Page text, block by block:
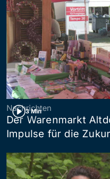
3 Min
Nachrichten
Der Warenmarkt
Impulse für die